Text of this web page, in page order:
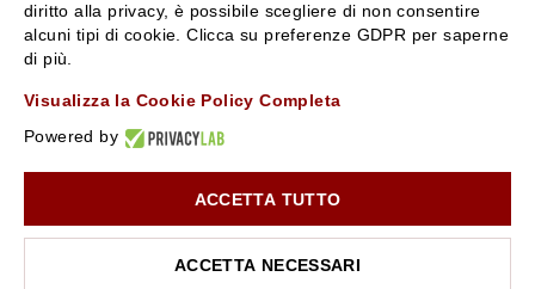
Condizioni generali di vendita
Privacy Policy
Attiva la Rossi Card
Lavora con noi
Rossi Profumi Spa - Via Emilia Santo Stefano 9, 42121 Reggio Emilia - CF e
10% di Sconto sul primo ordine!*
Iscriviti alla newsletter e rimani aggiornato con le novità e
le promozioni Rossi Profumi.
*Il Buono non si applica su Articoli in Promozione
diritto alla privacy, è possibile scegliere di non consentire
alcuni tipi di cookie. Clicca su preferenze GDPR per saperne
di più.
Visualizza la Cookie Policy Completa
Powered by
ACCETTA TUTTO
ACCETTA NECESSARI